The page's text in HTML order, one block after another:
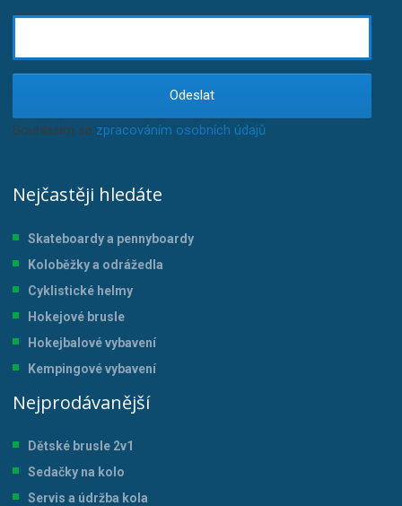
Odeslat
Souhlasím se zpracováním osobních údajů.
Nejčastěji hledáte
Skateboardy a pennyboardy
Koloběžky a odrážedla
Cyklistické helmy
Hokejové brusle
Hokejbalové vybavení
Kempingové vybavení
Nejprodávanější
Dětské brusle 2v1
Sedačky na kolo
Servis a údržba kola